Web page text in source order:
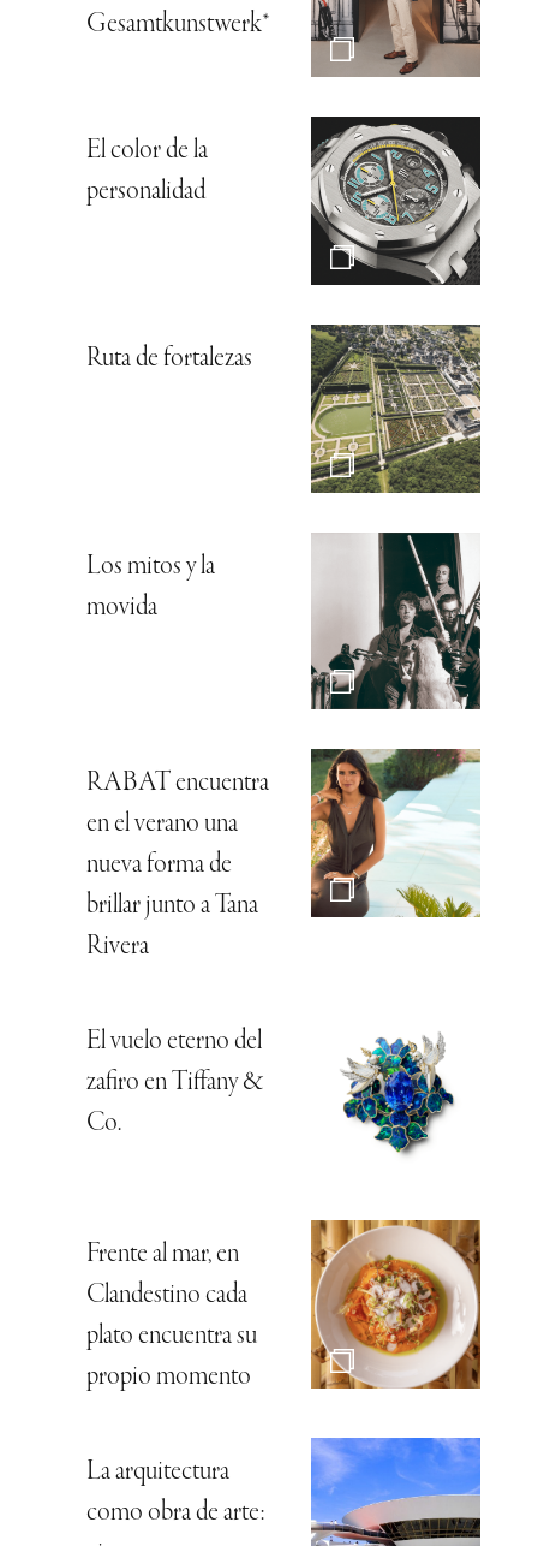
Gesamtkunstwerk*
El color de la
personalidad
Ruta de fortalezas
Los mitos y la
movida
RABAT encuentra
en el verano una
nueva forma de
brillar junto a Tana
Rivera
El vuelo eterno del
zafiro en Tiffany &
Co.
Frente al mar, en
Clandestino cada
plato encuentra su
propio momento
La arquitectura
como obra de arte: